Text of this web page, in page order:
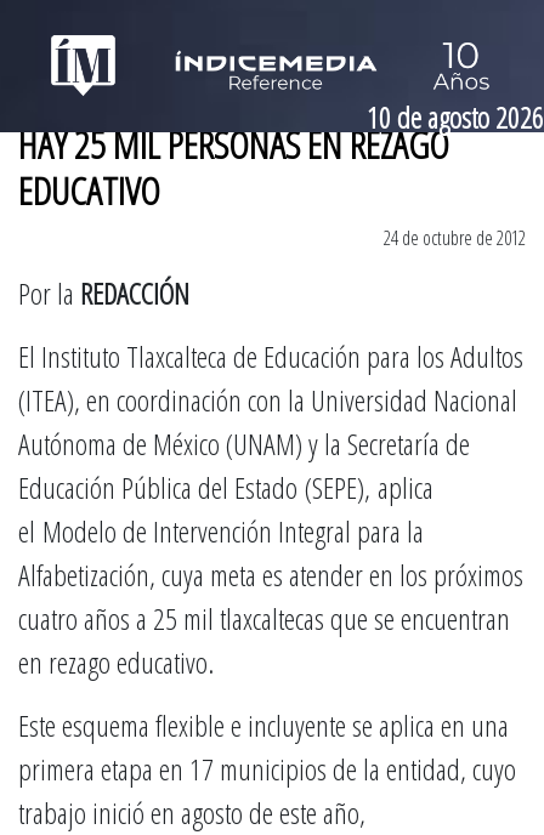
10 de agosto 2026
HAY 25 MIL PERSONAS EN REZAGO
EDUCATIVO
24 de octubre de 2012
Por la REDACCIÓN
El Instituto Tlaxcalteca de Educación para los Adultos
(ITEA), en coordinación con la Universidad Nacional
Autónoma de México (UNAM) y la Secretaría de
Educación Pública del Estado (SEPE), aplica
el Modelo de Intervención Integral para la
Alfabetización, cuya meta es atender en los próximos
cuatro años a 25 mil tlaxcaltecas que se encuentran
en rezago educativo.
Este esquema flexible e incluyente se aplica en una
primera etapa en 17 municipios de la entidad, cuyo
trabajo inició en agosto de este año,